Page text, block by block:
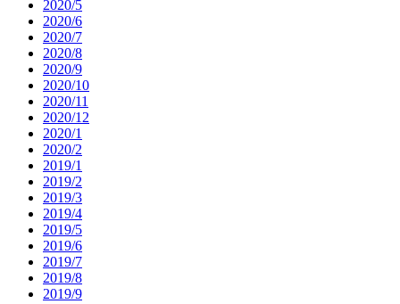
2020/5
2020/6
2020/7
2020/8
2020/9
2020/10
2020/11
2020/12
2020/1
2020/2
2019/1
2019/2
2019/3
2019/4
2019/5
2019/6
2019/7
2019/8
2019/9